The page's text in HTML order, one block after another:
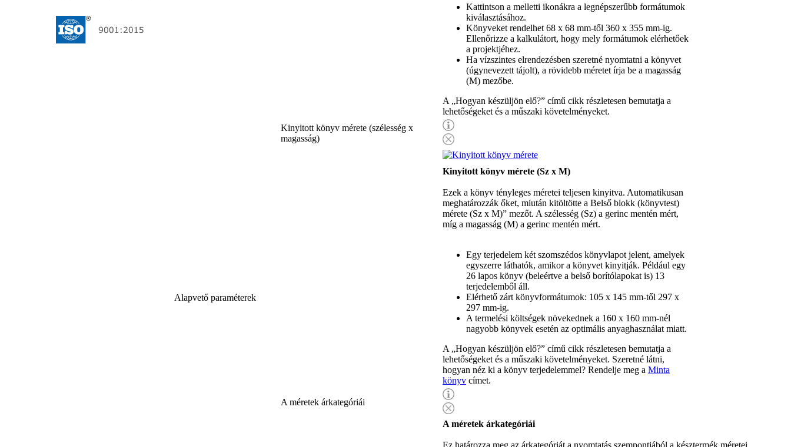
Alapvető paraméterek
Kattintson a melletti ikonákra a legnépszerűbb formátumok
kiválasztásához.
Könyveket rendelhet 68 x 68 mm-től 360 x 355 mm-ig.
Ellenőrizze a kalkulátort, hogy mely formátumok elérhetőek
a projektjéhez.
Ha vízszintes elrendezésben szeretné nyomtatni a könyvet
(úgynevezett tájolt), a rövidebb méretet írja be a magasság
(M) mezőbe.
A „Hogyan készüljön elő?” című cikk részletesen bemutatja a
lehetőségeket és a műszaki követelményeket.
Kinyitott könyv mérete (szélesség x
magasság)
Kinyitott könyv mérete (Sz x M)
Ezek a könyv tényleges méretei teljesen kinyitva. Automatikusan
meghatározzák őket, miután kitöltötte a Belső blokk (könyvtest)
mérete (Sz x M)” mezőt. A szélesség (Sz) a gerinc mentén mért,
míg a magasság (M) a gerinc mentén mért.
Egy terjedelem két szomszédos könyvlapot jelent, amelyek
egyszerre láthatók, amikor a könyvet kinyitják. Például egy
26 lapos könyv (beleértve a belső borítólapokat is) 13
terjedelemből áll.
Elérhető zárt könyvformátumok: 105 x 145 mm-től 297 x
297 mm-ig.
A termelési költségek növekednek a 160 x 160 mm-nél
nagyobb könyvek esetén az optimális anyaghasználat miatt.
A „Hogyan készüljön elő?” című cikk részletesen bemutatja a
lehetőségeket és a műszaki követelményeket. Szeretné látni,
hogyan néz ki a könyv terjedelemmel? Rendelje meg a Minta
könyv címet.
A méretek árkategóriái
A méretek árkategóriái
Ez határozza meg az árkategóriát a nyomtatás szempontjából a késztermék méretei